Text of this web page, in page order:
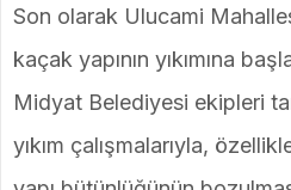
Son olarak Ulucami
kaçak yapının yıkımına
Midyat Belediyesi ekipleri
yıkım çalışmalarıyla,